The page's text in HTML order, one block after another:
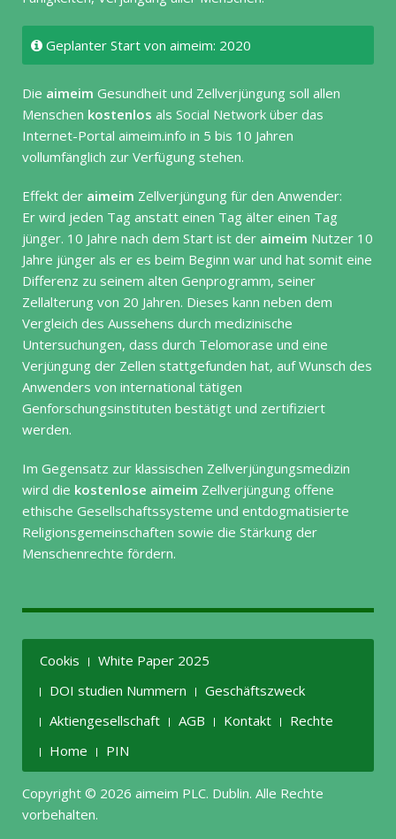
Geplanter Start von aimeim: 2020
Die aimeim Gesundheit und Zellverjüngung soll allen
Menschen kostenlos als Social Network über das
Internet-Portal aimeim.info in 5 bis 10 Jahren
vollumfänglich zur Verfügung stehen.
Effekt der aimeim Zellverjüngung für den Anwender:
Er wird jeden Tag anstatt einen Tag älter einen Tag
jünger. 10 Jahre nach dem Start ist der aimeim Nutzer 10
Jahre jünger als er es beim Beginn war und hat somit eine
Differenz zu seinem alten Genprogramm, seiner
Zellalterung von 20 Jahren. Dieses kann neben dem
Vergleich des Aussehens durch medizinische
Untersuchungen, dass durch Telomorase und eine
Verjüngung der Zellen stattgefunden hat, auf Wunsch des
Anwenders von international tätigen
Genforschungsinstituten bestätigt und zertifiziert
werden.
Im Gegensatz zur klassischen Zellverjüngungsmedizin
wird die kostenlose aimeim Zellverjüngung offene
ethische Gesellschaftssysteme und entdogmatisierte
Religionsgemeinschaften sowie die Stärkung der
Menschenrechte fördern.
Cookis
White Paper 2025
DOI studien Nummern
Geschäftszweck
Aktiengesellschaft
AGB Kontakt
Rechte
Home
PIN
Copyright © 2026 aimeim PLC. Dublin. Alle Rechte
vorbehalten.